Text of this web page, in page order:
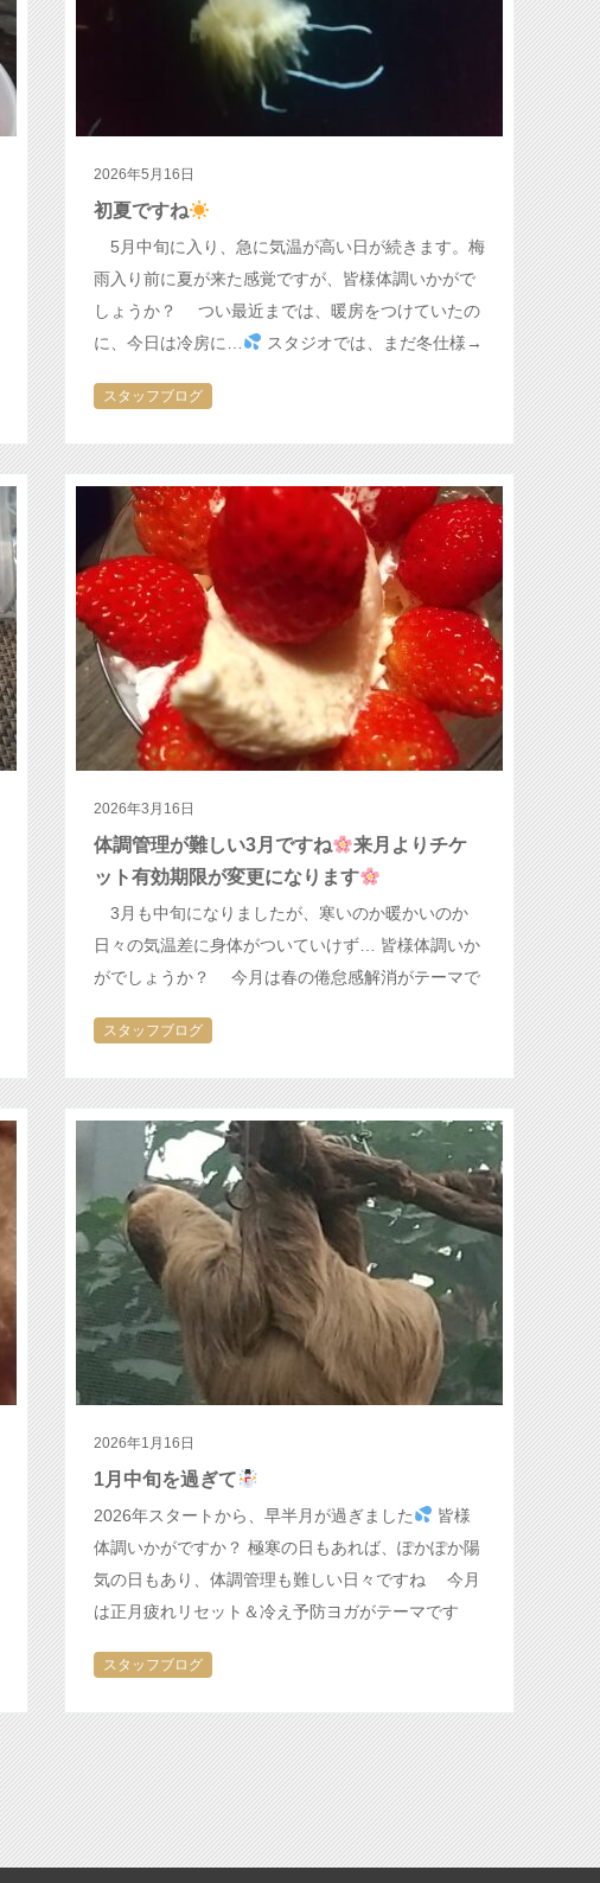
2026年5月16日
初夏ですね
5月中旬に入り、急に気温が高い日が続きます。梅
雨入り前に夏が来た感覚ですが、皆様体調いかがで
しょうか？ つい最近までは、暖房をつけていたの
に、今日は冷房に…
スタジオでは、まだ冬仕様→
スタッフブログ
2026年3月16日
体調管理が難しい3月ですね
来月よりチケ
ット有効期限が変更になります
3月も中旬になりましたが、寒いのか暖かいのか
日々の気温差に身体がついていけず… 皆様体調いか
がでしょうか？ 今月は春の倦怠感解消がテーマで
ライラする、そして花粉症が辛い…
スタッフブログ
2026年1月16日
1月中旬を過ぎて
2026年スタートから、早半月が過ぎました
皆様
体調いかがですか？ 極寒の日もあれば、ぽかぽか陽
気の日もあり、体調管理も難しい日々ですね 今月
は正月疲れリセット＆冷え予防ヨガがテーマです
スタッフブログ